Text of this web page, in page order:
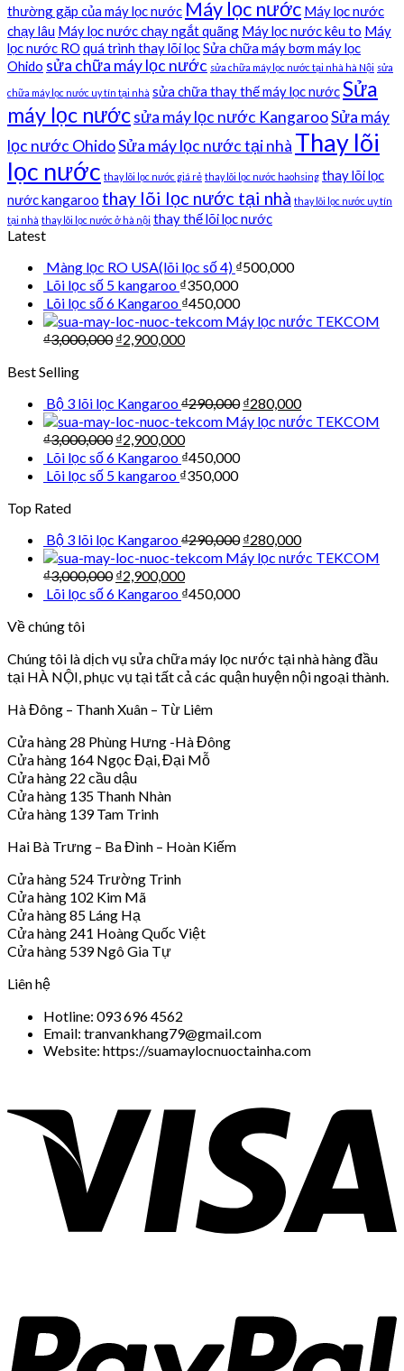
thường gặp của máy lọc nước Máy lọc nước Máy lọc nước
chạy lâu Máy lọc nước chạy ngắt quãng Máy lọc nước kêu to Máy
lọc nước RO quá trình thay lõi lọcSửa chữa máy bơm máy lọc
Ohido sửa chữa máy lọc nước sửa chữa máy lọc nước tại nhà hà Nội sửa
chữa máy lọc nước uy tín tại nhà sửa chữa thay thế máy lọc nướcSửa
máy lọc nướcsửa máy lọc nước KangarooSửa máy
lọc nước OhidoSửa máy lọc nước tại nhà Thay lõi
lọc nước thay lõi lọc nước giá rẻ thay lõi lọc nước haohsing thay lõi lọc
nước kangaroo thay lõi lọc nước tại nhà thay lõi lọc nước uy tín
tại nhà thay lõi lọc nước ở hà nội thay thế lõi lọc nước
Latest
Màng lọc RO USA(lõi lọc số 4) ₫500,000
Lõi lọc số 5 kangaroo ₫350,000
Lõi lọc số 6 Kangaroo ₫450,000
Máy lọc nước TEKCOM
₫3,000,000 ₫2,900,000
Best Selling
Bộ 3 lõi lọc Kangaroo₫290,000 ₫280,000
Máy lọc nước TEKCOM
₫3,000,000 ₫2,900,000
Lõi lọc số 6 Kangaroo ₫450,000
Lõi lọc số 5 kangaroo ₫350,000
Top Rated
Bộ 3 lõi lọc Kangaroo₫290,000 ₫280,000
Máy lọc nước TEKCOM
₫3,000,000 ₫2,900,000
Lõi lọc số 6 Kangaroo ₫450,000
Về chúng tôi
Chúng tôi là dịch vụ sửa chữa máy lọc nước tại nhà hàng đầu
tại HÀ NỘI, phục vụ tại tất cả các quận huyện nội ngoại thành.
Hà Đông – Thanh Xuân – Từ Liêm
Cửa hàng 28 Phùng Hưng -Hà Đông
Cửa hàng 164 Ngọc Đại, Đại Mỗ
Cửa hàng 22 cầu dậu
Cửa hàng 135 Thanh Nhàn
Cửa hàng 139 Tam Trinh
Hai Bà Trưng – Ba Đình – Hoàn Kiếm
Cửa hàng 524 Trường Trinh
Cửa hàng 102 Kim Mã
Cửa hàng 85 Láng Hạ
Cửa hàng 241 Hoàng Quốc Việt
Cửa hàng 539 Ngô Gia Tự
Liên hệ
Hotline: 093 696 4562
Email: tranvankhang79@gmail.com
Website: https://suamaylocnuoctainha.com